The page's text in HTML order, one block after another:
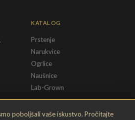
poboljšali vaše iskustvo. Pročitajte
KATALOG
Prstenje
Narukvice
Ogrlice
Naušnice
Lab-Grown
PRAVNE ODREDBE